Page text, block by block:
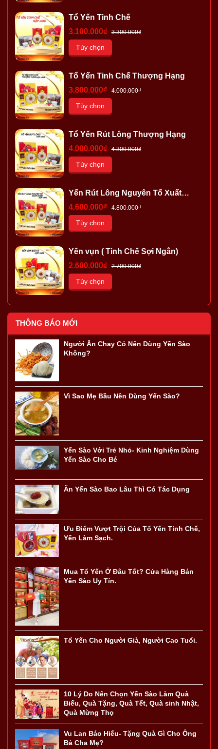
Tổ Yến Tinh Chế
3.100.000₫
3.300.000₫
Tùy chọn
Tổ Yến Tinh Chế Thượng Hạng
3.800.000₫
4.000.000₫
Tùy chọn
Tổ Yến Rút Lông Thượng Hạng
4.000.000₫
4.300.000₫
Tùy chọn
Yến Rút Lông Nguyên Tổ Xuất
Khẩu
4.600.000₫ 4.800.000₫
Tùy chọn
Yến vụn ( Tinh Chế Sợi Ngắn)
2.600.000₫
2.700.000₫
Tùy chọn
THÔNG BÁO MỚI
Người Ăn Chay Có Nên Dùng Yến Sào
Không?
Vì Sao Mẹ Bầu Nên Dùng Yến Sào?
Yến Sào Với Trẻ Nhỏ- Kinh Nghiệm Dùng
Yến Sào Cho Bé
Ăn Yến Sào Bao Lâu Thì Có Tác Dụng
Ưu Điểm Vượt Trội Của Tổ Yến Tinh Chế,
Yến Làm Sạch.
Mua Tổ Yến Ở Đâu Tốt? Cửa Hàng Bán
Yến Sào Uy Tín.
Tổ Yến Cho Người Già, Người Cao Tuổi.
10 Lý Do Nên Chọn Yến Sào Làm Quà
Biếu, Quà Tặng, Quà Tết, Quà sinh Nhật,
Quà Mừng Thọ
Vu Lan Báo Hiếu- Tặng Quà Gì Cho Ông
Bà Cha Mẹ?